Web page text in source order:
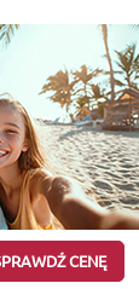
CENĘ